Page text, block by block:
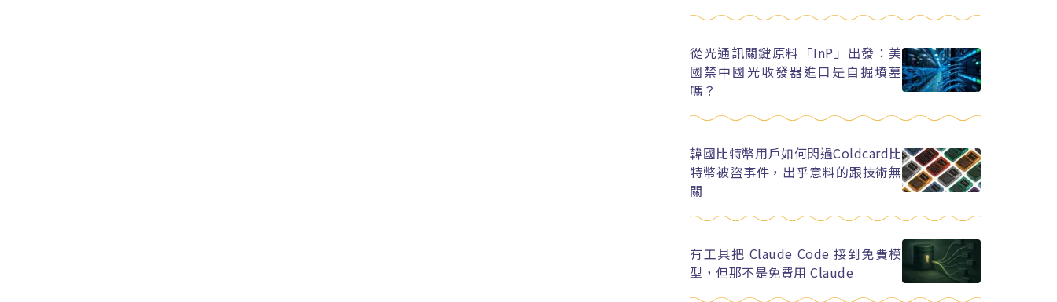
從光通訊關鍵原料「InP」出發：美
國禁中國光收發器進口是自掘墳墓
嗎？
韓國比特幣用戶如何閃過Coldcard比
特幣被盜事件，出乎意料的跟技術無
關
有工具把 Claude Code 接到免費模
型，但那不是免費用 Claude